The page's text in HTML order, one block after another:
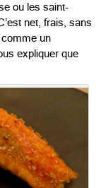
ou les saint-
net, frais, sans
comme un
expliquer que